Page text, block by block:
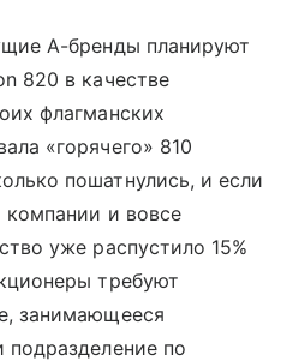
А-бренды планируют
820 в качестве
флагманских
«горячего» 810
пошатнулись, и если
компании и вовсе
уже распустило 15%
требуют
занимающееся
подразделение по